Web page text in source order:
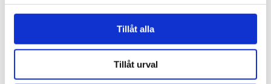
Tillåt alla
Tillåt urval
Natur